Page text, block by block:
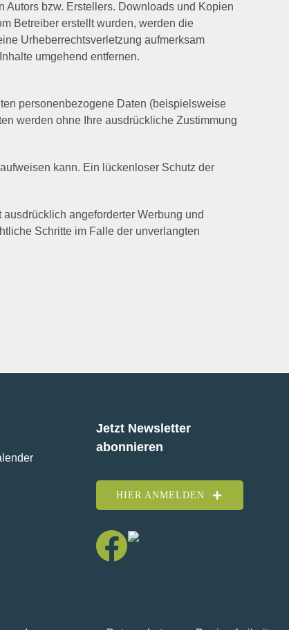
Autors bzw. Erstellers. Downloads und Kopien
Betreiber erstellt wurden, werden die
Urheberrechtsverletzung aufmerksam
umgehend entfernen.
personenbezogene Daten (beispielsweise
werden ohne Ihre ausdrückliche Zustimmung
kann. Ein lückenloser Schutz der
angeforderter Werbung und
Schritte im Falle der unverlangten
Jetzt Newsletter
abonnieren
HIER ANMELDEN